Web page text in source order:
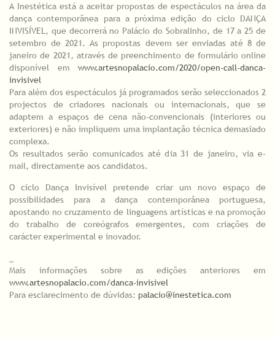
A Inestética está a aceitar propostas de espectáculos na área da
dança contemporânea para a próxima edição do ciclo DANÇA
INVISÍVEL, que decorrerá no Palácio do Sobralinho, de 17 a 25 de
setembro de 2021. As propostas devem ser enviadas até 8 de
janeiro de 2021, através de preenchimento de formulário online
disponível em www.artesnopalacio.com/2020/open-call-danca-
invisivel
Para além dos espectáculos já programados serão seleccionados 2
projectos de criadores nacionais ou internacionais, que se
adaptem a espaços de cena não-convencionais (interiores ou
exteriores) e não impliquem uma implantação técnica demasiado
complexa.
Os resultados serão comunicados até dia 31 de janeiro, via e-
mail, directamente aos candidatos.
O ciclo Dança Invisível pretende criar um novo espaço de
possibilidades para a dança contemporânea portuguesa,
apostando no cruzamento de linguagens artísticas e na promoção
do trabalho de coreógrafos emergentes, com criações de
carácter experimental e inovador.
Mais informações sobre as edições anteriores em
www.artesnopalacio.com/danca-invisivel
Para esclarecimento de dúvidas: palacio@inestetica.com